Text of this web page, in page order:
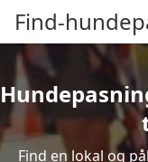
Find-
Find en lokal og